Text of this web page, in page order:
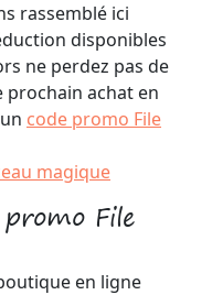
rassemblé ici
disponibles
ne perdez pas de
achat en
code promo File
magique
File
en ligne